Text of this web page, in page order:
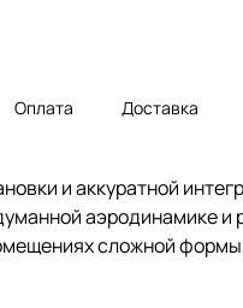
Оплата Доставка
и аккуратной
аэродинамике
сложной